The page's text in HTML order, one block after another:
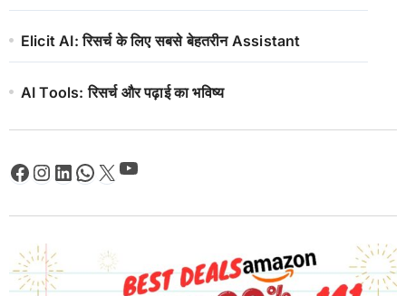
Elicit AI: रिसर्च के लिए सबसे बेहतरीन Assistant
AI Tools: रिसर्च और पढ़ाई का भविष्य
Facebook Instagram LinkedIn WhatsApp X YouTube